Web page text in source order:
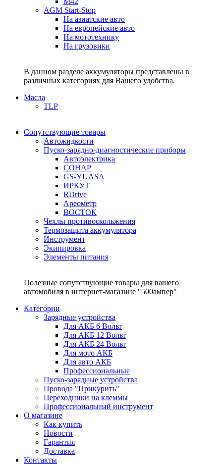
AGM Start-Stop
На азиатские авто
На европейские авто
На мототехнику
На грузовики
В данном разделе аккумуляторы представлены в
различных категориях для Вашего удобства.
Масла
TLP
Сопутствующие товары
Автожидкости
Пуско-зарядно-диагностические приборы
Автоэлектрика
СОНАР
GS-YUASA
ИРКУТ
RDrive
Ареометр
ВОСТОК
Чехлы противоскольжения
Термозащита аккумулятора
Инструмент
Экипировка
Элементы питания
Полезные сопутствующие товары для вашего
автомобиля в интернет-магазине "500ампер"
Категории
Зарядные устройства
Для АКБ 6 Вольт
Для АКБ 12 Вольт
Для АКБ 24 Вольт
Для мото АКБ
Для авто АКБ
Профессиональные
Пуско-зарядные устройства
Провода "Прикурить"
Переходники на клеммы
Профессиональный инструмент
О магазине
Как купить
Новости
Гарантия
Доставка
Контакты